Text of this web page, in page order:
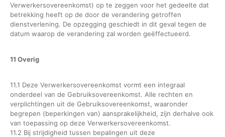
Verwerkersovereenkomst) op te zeggen voor het gedeelte dat
betrekking heeft op de door de verandering getroffen
dienstverlening. De opzegging geschiedt in dit geval tegen de
datum waarop de verandering zal worden geëffectueerd.
11 Overig
11.1 Deze Verwerkersovereenkomst vormt een integraal
onderdeel van de Gebruiksovereenkomst. Alle rechten en
verplichtingen uit de Gebruiksovereenkomst, waaronder
begrepen (beperkingen van) aansprakelijkheid, zijn derhalve ook
van toepassing op deze Verwerkersovereenkomst.
11.2 Bij strijdigheid tussen bepalingen uit deze